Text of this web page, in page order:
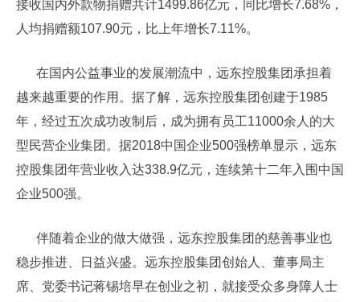
接收国内外款物捐赠共计1499.86亿元，同比增长7.68%，
人均捐赠额107.90元，比上年增长7.11%。
在国内公益事业的发展潮流中，远东控股集团承担着
越来越重要的作用。据了解，远东控股集团创建于1985
年，经过五次成功改制后，成为拥有员工11000余人的大
型民营企业集团。据2018中国企业500强榜单显示，远东
控股集团年营业收入达338.9亿元，连续第十二年入围中国
企业500强。
伴随着企业的做大做强，远东控股集团的慈善事业也
稳步推进、日益兴盛。远东控股集团创始人、董事局主
席、党委书记蒋锡培早在创业之初，就接受众多身障人士